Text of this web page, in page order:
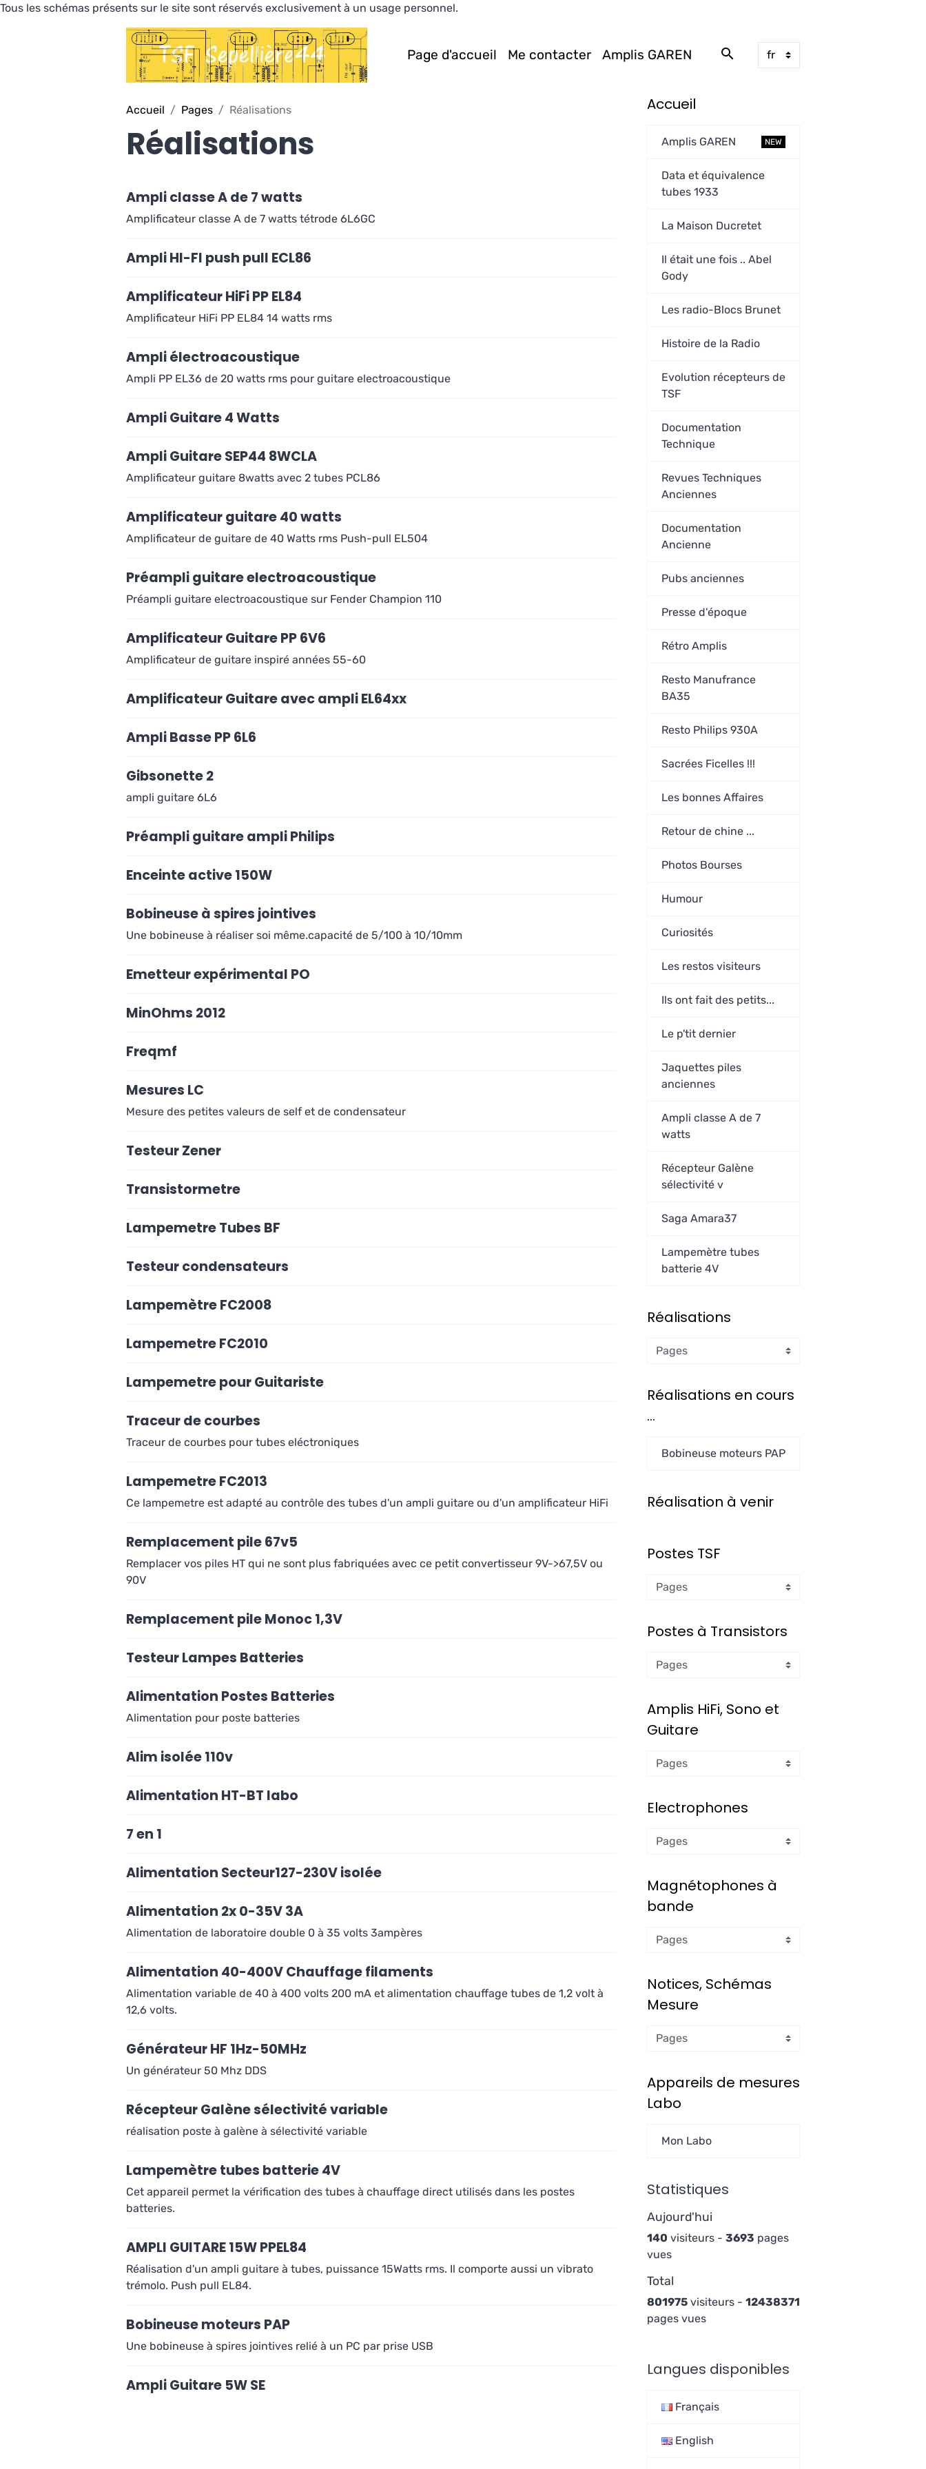
Tous les schémas présents sur le site sont réservés exclusivement à un usage personnel.
Page d'accueil Me contacter Amplis GAREN
Accueil Pages Réalisations
Réalisations
Ampli classe A de 7 watts
Amplificateur classe A de 7 watts tétrode 6L6GC
Ampli HI-FI push pull ECL86
Amplificateur HiFi PP EL84
Amplificateur HiFi PP EL84 14 watts rms
Ampli électroacoustique
Ampli PP EL36 de 20 watts rms pour guitare electroacoustique
Ampli Guitare 4 Watts
Ampli Guitare SEP44 8WCLA
Amplificateur guitare 8watts avec 2 tubes PCL86
Amplificateur guitare 40 watts
Amplificateur de guitare de 40 Watts rms Push-pull EL504
Préampli guitare electroacoustique
Préampli guitare electroacoustique sur Fender Champion 110
Amplificateur Guitare PP 6V6
Amplificateur de guitare inspiré années 55-60
Amplificateur Guitare avec ampli EL64xx
Ampli Basse PP 6L6
Gibsonette 2
ampli guitare 6L6
Préampli guitare ampli Philips
Enceinte active 150W
Bobineuse à spires jointives
Une bobineuse à réaliser soi même.capacité de 5/100 à 10/10mm
Emetteur expérimental PO
MinOhms 2012
Freqmf
Mesures LC
Mesure des petites valeurs de self et de condensateur
Testeur Zener
Transistormetre
Lampemetre Tubes BF
Testeur condensateurs
Lampemètre FC2008
Lampemetre FC2010
Lampemetre pour Guitariste
Traceur de courbes
Traceur de courbes pour tubes eléctroniques
Lampemetre FC2013
Ce lampemetre est adapté au contrôle des tubes d'un ampli guitare ou d'un amplificateur HiFi
Remplacement pile 67v5
Remplacer vos piles HT qui ne sont plus fabriquées avec ce petit convertisseur 9V->67,5V ou
90V
Remplacement pile Monoc 1,3V
Testeur Lampes Batteries
Alimentation Postes Batteries
Alimentation pour poste batteries
Alim isolée 110v
Alimentation HT-BT labo
7 en 1
Alimentation Secteur127-230V isolée
Alimentation 2x 0-35V 3A
Alimentation de laboratoire double 0 à 35 volts 3ampères
Alimentation 40-400V Chauffage filaments
Alimentation variable de 40 à 400 volts 200 mA et alimentation chauffage tubes de 1,2 volt à
12,6 volts.
Générateur HF 1Hz-50MHz
Un générateur 50 Mhz DDS
Récepteur Galène sélectivité variable
réalisation poste à galène à sélectivité variable
Lampemètre tubes batterie 4V
Cet appareil permet la vérification des tubes à chauffage direct utilisés dans les postes
batteries.
AMPLI GUITARE 15W PPEL84
Réalisation d'un ampli guitare à tubes, puissance 15Watts rms. Il comporte aussi un vibrato
trémolo. Push pull EL84.
Bobineuse moteurs PAP
Une bobineuse à spires jointives relié à un PC par prise USB
Ampli Guitare 5W SE
Accueil
Amplis GAREN NEW
Data et équivalence
tubes 1933
La Maison Ducretet
Il était une fois .. Abel
Gody
Les radio-Blocs Brunet
Histoire de la Radio
Evolution récepteurs de
TSF
Documentation
Technique
Revues Techniques
Anciennes
Documentation
Ancienne
Pubs anciennes
Presse d'époque
Rétro Amplis
Resto Manufrance
BA35
Resto Philips 930A
Sacrées Ficelles !!!
Les bonnes Affaires
Retour de chine ...
Photos Bourses
Humour
Curiosités
Les restos visiteurs
Ils ont fait des petits...
Le p'tit dernier
Jaquettes piles
anciennes
Ampli classe A de 7
watts
Récepteur Galène
sélectivité v
Saga Amara37
Lampemètre tubes
batterie 4V
Réalisations
Réalisations en cours
...
Bobineuse moteurs PAP
Réalisation à venir
Postes TSF
Postes à Transistors
Amplis HiFi, Sono et
Guitare
Electrophones
Magnétophones à
bande
Notices, Schémas
Mesure
Appareils de mesures
Labo
Mon Labo
Statistiques
Aujourd'hui
140 visiteurs - 3693 pages
vues
Total
801975 visiteurs - 12438371
pages vues
Langues disponibles
Français
English